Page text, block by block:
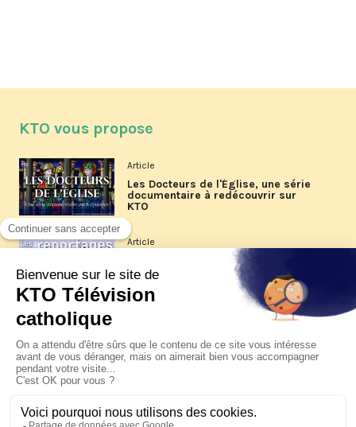
KTO vous propose
Article
Les Docteurs de l'Église, une série
documentaire à redécouvrir sur
KTO
Article
Les reportages d'été 2026 de KTO
XIV à Assise à suivre sur KTO le
jeudi 6 août
Le pape en Uruguay, Argentine et
Pérou du 6 au 17 novembre 2026